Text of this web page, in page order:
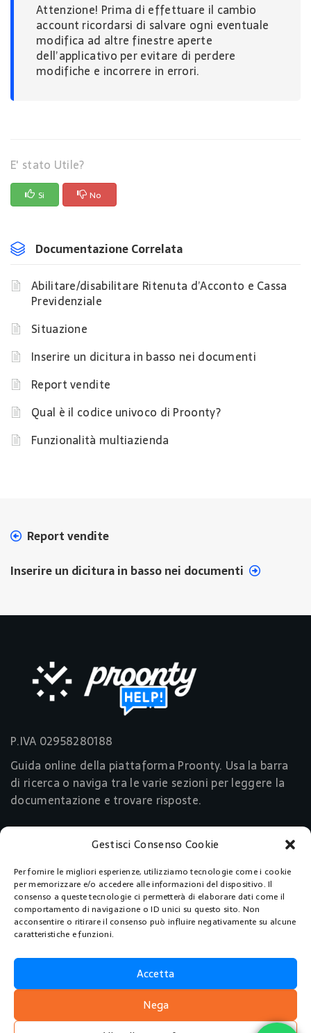
Gestisci Consenso Cookie
Per fornire le migliori esperienze, utilizziamo tecnologie come i cookie
per memorizzare e/o accedere alle informazioni del dispositivo. Il
consenso a queste tecnologie ci permetterà di elaborare dati come il
comportamento di navigazione o ID unici su questo sito. Non
acconsentire o ritirare il consenso può influire negativamente su alcune
caratteristiche e funzioni.
Accetta
Nega
Attenzione! Prima di effettuare il cambio
account ricordarsi di salvare ogni eventuale
modifica ad altre finestre aperte
dell’applicativo per evitare di perdere
modifiche e incorrere in errori.
E' stato Utile?
Si No
Documentazione Correlata
Abilitare/disabilitare Ritenuta d’Acconto e Cassa
Previdenziale
Situazione
Inserire un dicitura in basso nei documenti
Report vendite
Qual è il codice univoco di Proonty?
Funzionalità multiazienda
Report vendite
Inserire un dicitura in basso nei documenti
P.IVA 02958280188
Guida online della piattaforma Proonty. Usa la barra
di ricerca o naviga tra le varie sezioni per leggere la
documentazione e trovare risposte.
Acquista Ora
Pagine